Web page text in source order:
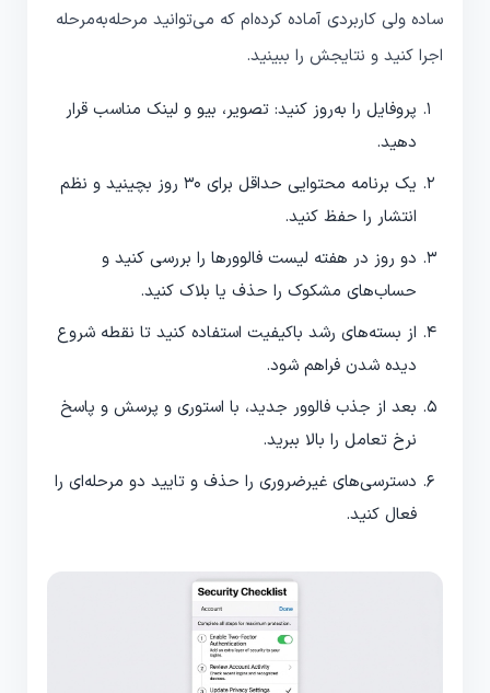
ساده ولی کاربردی آماده کرده‌ام که می‌توانید مرحله‌به‌مرحله
اجرا کنید و نتایجش را ببینید.
پروفایل را به‌روز کنید: تصویر، بیو و لینک مناسب قرار
دهید.
یک برنامه محتوایی حداقل برای ۳۰ روز بچینید و نظم
انتشار را حفظ کنید.
دو روز در هفته لیست فالوورها را بررسی کنید و
حساب‌های مشکوک را حذف یا بلاک کنید.
از بسته‌های رشد باکیفیت استفاده کنید تا نقطه شروع
دیده شدن فراهم شود.
بعد از جذب فالوور جدید، با استوری و پرسش و پاسخ
نرخ تعامل را بالا ببرید.
دسترسی‌های غیرضروری را حذف و تایید دو مرحله‌ای را
فعال کنید.